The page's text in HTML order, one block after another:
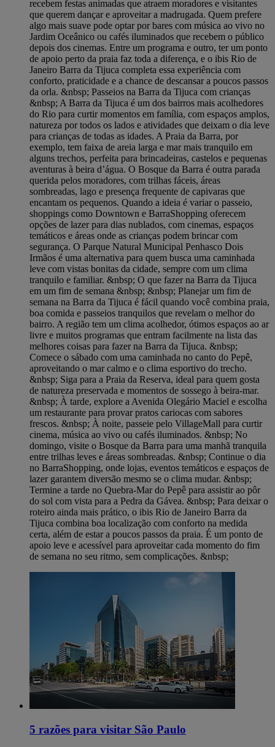
recebem festas animadas que atraem moradores e visitantes
que querem dançar e aproveitar a madrugada. Quem prefere
algo mais suave pode optar por bares com música ao vivo no
Jardim Oceânico ou cafés iluminados que recebem o público
depois dos cinemas. Entre um programa e outro, ter um ponto
de apoio perto da praia faz toda a diferença, e o ibis Rio de
Janeiro Barra da Tijuca completa essa experiência com
conforto, praticidade e a chance de descansar a poucos passos
da orla. &nbsp; Passeios na Barra da Tijuca com crianças
&nbsp; A Barra da Tijuca é um dos bairros mais acolhedores
do Rio para curtir momentos em família, com espaços amplos,
natureza por todos os lados e atividades que deixam o dia leve
para crianças de todas as idades. A Praia da Barra, por
exemplo, tem faixa de areia larga e mar mais tranquilo em
alguns trechos, perfeita para brincadeiras, castelos e pequenas
aventuras à beira d’água. O Bosque da Barra é outra parada
querida pelos moradores, com trilhas fáceis, áreas
sombreadas, lago e presença frequente de capivaras que
encantam os pequenos. Quando a ideia é variar o passeio,
shoppings como Downtown e BarraShopping oferecem
opções de lazer para dias nublados, com cinemas, espaços
temáticos e áreas onde as crianças podem brincar com
segurança. O Parque Natural Municipal Penhasco Dois
Irmãos é uma alternativa para quem busca uma caminhada
leve com vistas bonitas da cidade, sempre com um clima
tranquilo e familiar. &nbsp; O que fazer na Barra da Tijuca
em um fim de semana &nbsp; &nbsp; Planejar um fim de
semana na Barra da Tijuca é fácil quando você combina praia,
boa comida e passeios tranquilos que revelam o melhor do
bairro. A região tem um clima acolhedor, ótimos espaços ao ar
livre e muitos programas que entram facilmente na lista das
melhores coisas para fazer na Barra da Tijuca. &nbsp;
Comece o sábado com uma caminhada no canto do Pepê,
aproveitando o mar calmo e o clima esportivo do trecho.
&nbsp; Siga para a Praia da Reserva, ideal para quem gosta
de natureza preservada e momentos de sossego à beira-mar.
&nbsp; À tarde, explore a Avenida Olegário Maciel e escolha
um restaurante para provar pratos cariocas com sabores
frescos. &nbsp; À noite, passeie pelo VillageMall para curtir
cinema, música ao vivo ou cafés iluminados. &nbsp; No
domingo, visite o Bosque da Barra para uma manhã tranquila
entre trilhas leves e áreas sombreadas. &nbsp; Continue o dia
no BarraShopping, onde lojas, eventos temáticos e espaços de
lazer garantem diversão mesmo se o clima mudar. &nbsp;
Termine a tarde no Quebra-Mar do Pepê para assistir ao pôr
do sol com vista para a Pedra da Gávea. &nbsp; Para deixar o
roteiro ainda mais prático, o ibis Rio de Janeiro Barra da
Tijuca combina boa localização com conforto na medida
certa, além de estar a poucos passos da praia. É um ponto de
apoio leve e acessível para aproveitar cada momento do fim
de semana no seu ritmo, sem complicações. &nbsp;
5 razões para visitar São Paulo